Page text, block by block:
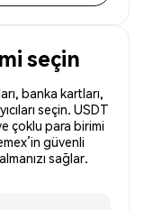
seçin
banka kartları,
seçin. USDT
çoklu para birimi
güvenli
sağlar.